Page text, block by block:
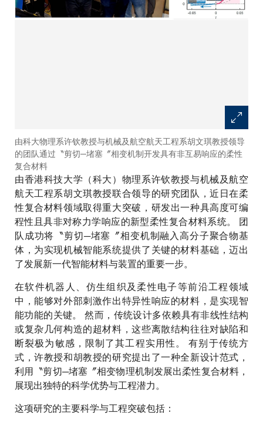
由科大物理系许钦教授与机械及航空航天工程系胡文琪教授领导
的团队通过〝剪切─堵塞〞相变机制开发具有非互易响应的柔性
复合材料
由香港科技大学（科大）物理系许钦教授与机械及航空
航天工程系胡文琪教授联合领导的研究团队，近日在柔
性复合材料领域取得重大突破，研发出一种具高度可编
程性且具非对称力学响应的新型柔性复合材料系统。 团
队成功将〝剪切─堵塞〞相变机制融入高分子聚合物基
体，为实现机械智能系统提供了关键的材料基础，迈出
了发展新一代智能材料与装置的重要一步。
在软件机器人、仿生组织及柔性电子等前沿工程领域
中，能够对外部刺激作出特异性响应的材料，是实现智
能功能的关键。 然而，传统设计多依赖具有非线性结构
或复杂几何构造的超材料，这些离散结构往往对缺陷和
断裂极为敏感，限制了其工程实用性。 有别于传统方
式，许教授和胡教授的研究提出了一种全新设计范式，
利用〝剪切─堵塞〞相变物理机制发展出柔性复合材料，
展现出独特的科学优势与工程潜力。
这项研究的主要科学与工程突破包括：